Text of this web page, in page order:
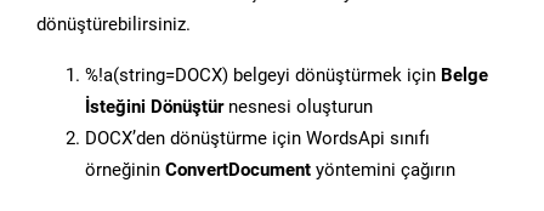
dönüştürebilirsiniz.
%!a(string=DOCX) belgeyi dönüştürmek için Belge
İsteğini Dönüştürnesnesi oluşturun
DOCX’den dönüştürme için WordsApi sınıfı
örneğinin ConvertDocument yöntemini çağırın